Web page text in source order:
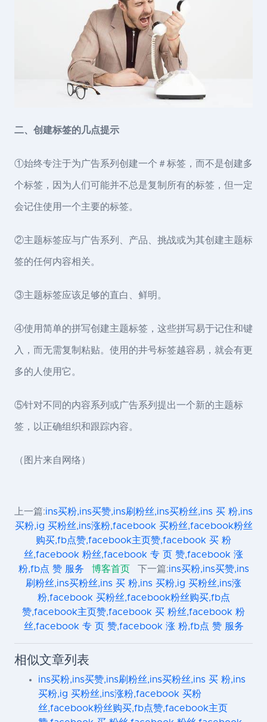
二、创建标签的几点提示
①始终专注于为广告系列创建一个＃标签，而不是创建多
个标签，因为人们可能并不总是复制所有的标签，但一定
会记住使用一个主要的标签。
②主题标签应与广告系列、产品、挑战或为其创建主题标
签的任何内容相关。
③主题标签应该足够的直白、鲜明。
④使用简单的拼写创建主题标签，这些拼写易于记住和键
入，而无需复制粘贴。使用的井号标签越容易，就会有更
多的人使用它。
⑤针对不同的内容系列或广告系列提出一个新的主题标
签，以正确组织和跟踪内容。
（图片来自网络）
上一篇:ins买粉,ins买赞,ins刷粉丝,ins买粉丝,ins 买 粉,ins
买粉,ig 买粉丝,ins涨粉,facebook 买粉丝,facebook粉丝
购买,fb点赞,facebook主页赞,facebook 买 粉
丝,facebook 粉丝,facebook 专 页 赞,facebook 涨
粉,fb点 赞 服务
博客首页 下一篇:ins买粉,ins买赞,ins
刷粉丝,ins买粉丝,ins 买 粉,ins 买粉,ig 买粉丝,ins涨
粉,facebook 买粉丝,facebook粉丝购买,fb点
赞,facebook主页赞,facebook 买 粉丝,facebook 粉
丝,facebook 专 页 赞,facebook 涨 粉,fb点 赞 服务
相似文章列表
ins买粉,ins买赞,ins刷粉丝,ins买粉丝,ins 买 粉,ins
买粉,ig 买粉丝,ins涨粉,facebook 买粉
丝,facebook粉丝购买,fb点赞,facebook主页